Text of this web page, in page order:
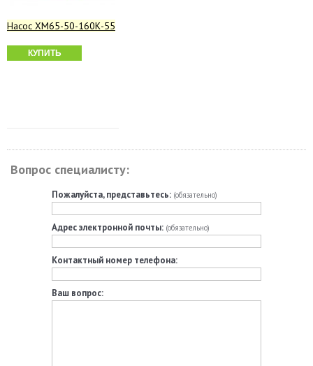
Насос ХМ65-50-160К-55
КУПИТЬ
Вопрос специалисту:
Пожалуйста, представьтесь: (обязательно)
Адрес электронной почты: (обязательно)
Контактный номер телефона:
Ваш вопрос: